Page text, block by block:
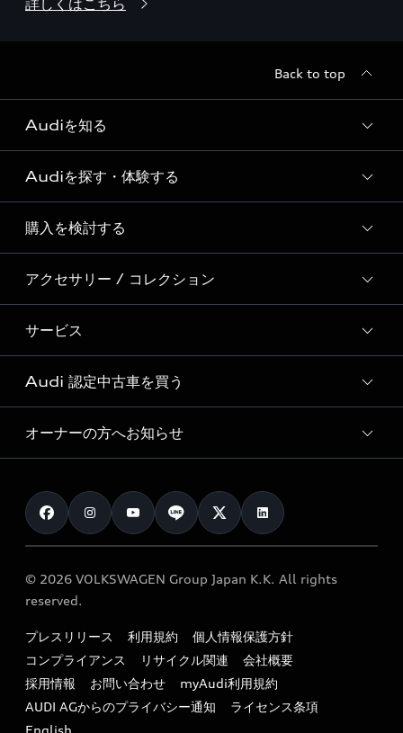
詳しくはこちら
Back to top
Audiを知る
Audi ブランド
Story of Progress
Audi Sport
Formula 1®
デジタルサービス
Audiを探す・体験する
ディーラー検索
新車在庫検索
試乗車・展示車検索
見積り依頼
試乗予約
購入を検討する
モデル一覧
特別仕様モデル / 限定モデル
e-tronラインアップ
価格シミュレーション
車両比較
カタログ一覧
アクセサリー / コレクション
純正アクセサリー
オンラインショップ
Audi collection
アウディナビアプリ
サービス
サービス入庫予約
サービスプログラム
メンテナンス
車検 / 定期点検
e-tronアフターサポート
myAudi
Audi 認定中古車を買う
Audi認定中古車
クオリティ
保証
メンテナンス
ファイナンス
キャンペーン / イベント
買取査定
オーナーの方へお知らせ
お知らせ
オーナー様向けキャンペーン
特定整備適用車一覧
リサイクル法
よくある質問（FAQ）
© 2026 VOLKSWAGEN Group Japan K.K. All rights
reserved.
プレスリリース 利用規約
個人情報保護方針
コンプライアンス
リサイクル関連
会社概要
採用情報
お問い合わせ
myAudi利用規約
AUDI AGからのプライバシー通知
ライセンス条項
English